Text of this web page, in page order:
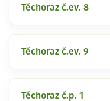
Těchoraz č.ev. 8
Těchoraz č.ev. 9
Těchoraz č.p. 1